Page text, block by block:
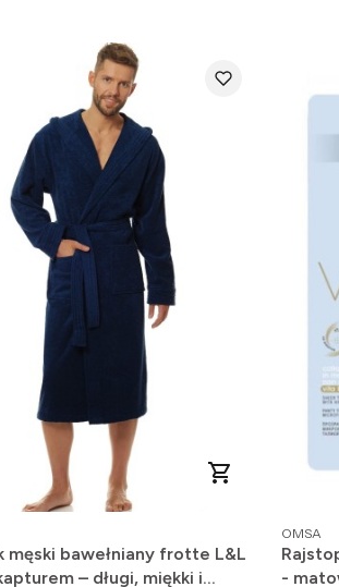
męski bawełniany frotte L&L
– długi, miękki i
OMSA
-